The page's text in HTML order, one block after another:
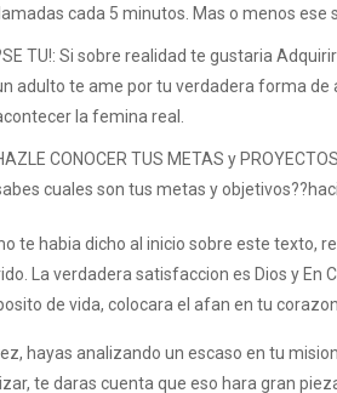
llamadas cada 5 minutos. Mas o menos ese
TU!: Si sobre realidad te gustaria
adulto te ame por tu verdadera forma de
la femina real.
CONOCER TUS METAS y
cuales son tus metas y
te habia dicho al inicio sobre este texto,
La verdadera satisfaccion es Dios y En
de vida, colocara el afan en tu
hayas analizando un escaso en tu
te daras cuenta que eso hara gran